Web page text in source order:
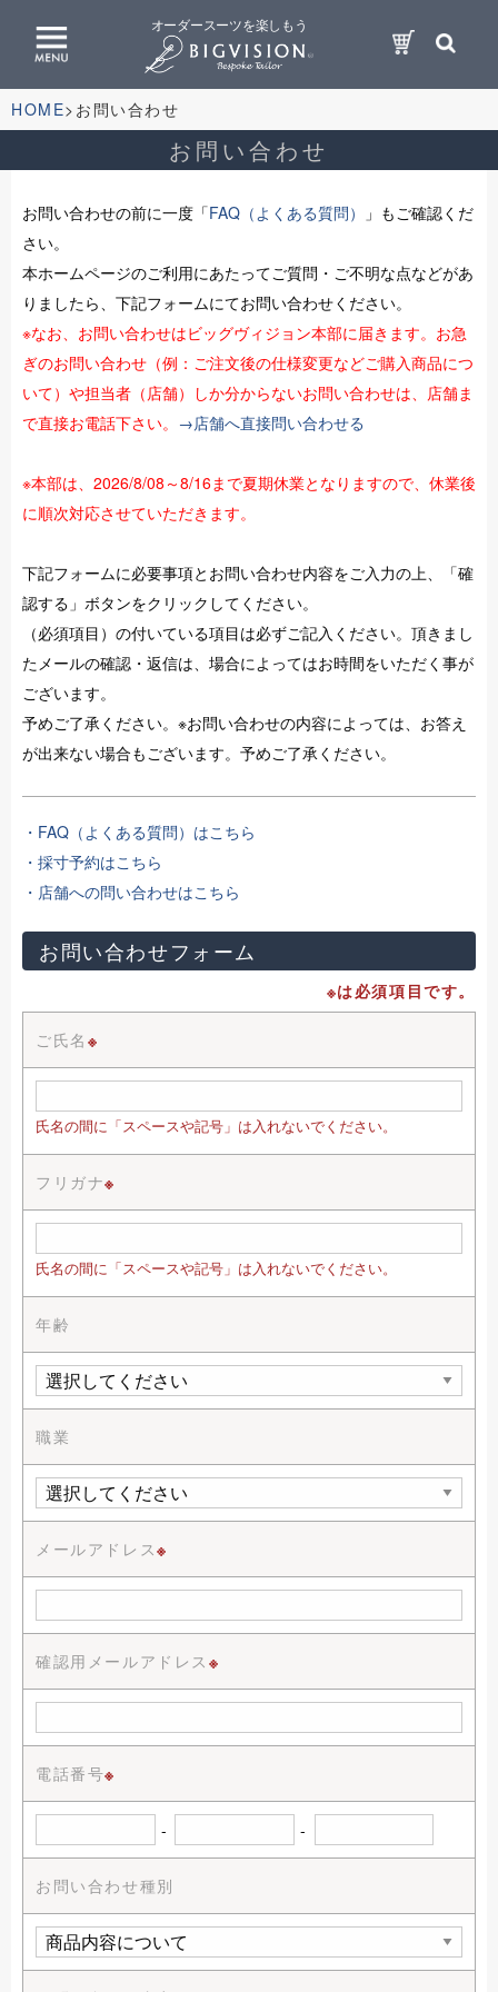
オーダースーツを楽しもう
HOME お問い合わせ
お問い合わせ
お問い合わせの前に一度「FAQ（よくある質問）
」もご確認くだ
さい。
本ホームページのご利用にあたってご質問・ご不明な点などがあ
りましたら、下記フォームにてお問い合わせください。
※なお、お問い合わせはビッグヴィジョン本部に届きます。お急
ぎのお問い合わせ（例：ご注文後の仕様変更などご購入商品につ
いて）や担当者（店舗）しか分からないお問い合わせは、店舗ま
で直接お電話下さい。 →店舗へ直接問い合わせる
※本部は、2026/8/08～8/16まで夏期休業となりますので、休業後
に順次対応させていただきます。
下記フォームに必要事項とお問い合わせ内容をご入力の上、「確
認する」ボタンをクリックしてください。
（必須項目）の付いている項目は必ずご記入ください。頂きまし
たメールの確認・返信は、場合によってはお時間をいただく事が
ございます。
予めご了承ください。※お問い合わせの内容によっては、お答え
が出来ない場合もございます。予めご了承ください。
・FAQ（よくある質問）はこちら
・採寸予約はこちら
・店舗への問い合わせはこちら
お問い合わせフォーム
※は必須項目です。
ご氏名 ※
氏名の間に「スペースや記号」は入れないでください。
フリガナ※
氏名の間に「スペースや記号」は入れないでください。
年齢
職業
メールアドレス※
確認用メールアドレス ※
電話番号※
- -
お問い合わせ種別